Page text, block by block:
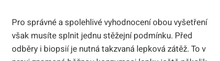
Pro správné a spolehlivé vyhodnocení obou vyšetření
však musíte splnit jednu stěžejní podmínku. Před
odběry i biopsií je nutná takzvaná lepková zátěž. To v